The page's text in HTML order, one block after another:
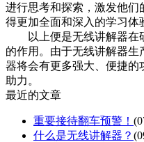
进行思考和探索，激发他
得更加全面和深入的学习体
以上便是无线讲解器
的作用。由于无线讲解器
器将会有更多强大、便捷的
助力。
最近的文章
重要接待翻车预警！
什么是无线讲解器？